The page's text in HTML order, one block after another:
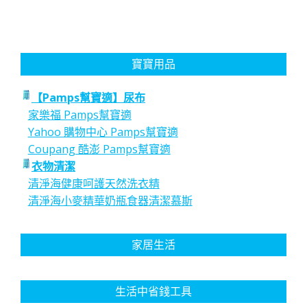
寶寶用品
【Pamps幫寶適】尿布
家樂福 Pamps幫寶適
Yahoo 購物中心 Pamps幫寶適
Coupang 酷澎 Pamps幫寶適
衣物清潔
清淨海健康呵護天然洗衣精
清淨海小麥精華奶瓶食器清潔慕斯
家居生活
生活中省錢工具